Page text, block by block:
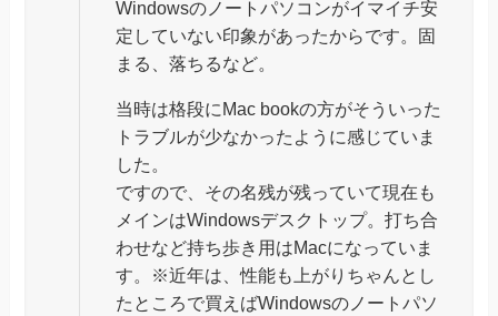
Windowsのノートパソコンがイマイチ安
定していない印象があったからです。固
まる、落ちるなど。
当時は格段にMac bookの方がそういった
トラブルが少なかったように感じていま
した。
ですので、その名残が残っていて現在も
メインはWindowsデスクトップ。打ち合
わせなど持ち歩き用はMacになっていま
す。※近年は、性能も上がりちゃんとし
たところで買えばWindowsのノートパソ